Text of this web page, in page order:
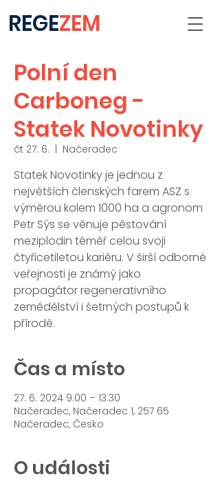
REGEZEM
Polní den
Carboneg -
Statek Novotinky
čt 27. 6. Načeradec
Statek Novotinky je jednou z
největších členských farem ASZ s
výměrou kolem 1000 ha a agronom
Petr Sýs se věnuje pěstování
meziplodin téměř celou svoji
čtyřicetiletou kariéru. V širší odborné
veřejnosti je známý jako
propagátor regenerativního
zemědělství i šetrných postupů k
přírodě.
Čas a místo
27. 6. 2024 9:00 – 13:30
Načeradec, Načeradec 1, 257 65
Načeradec, Česko
O události